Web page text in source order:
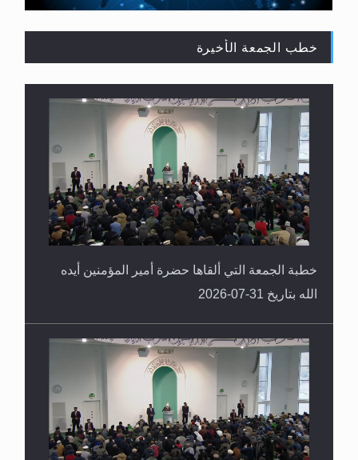
لا ناسخ ولا منسوخ في القرآن الكريم
خطب الجمعة الأخيرة
خطبة الجمعة التي ألقاها حضرة أمير المؤمنين أيده
الله بتاريخ 31-07-2026